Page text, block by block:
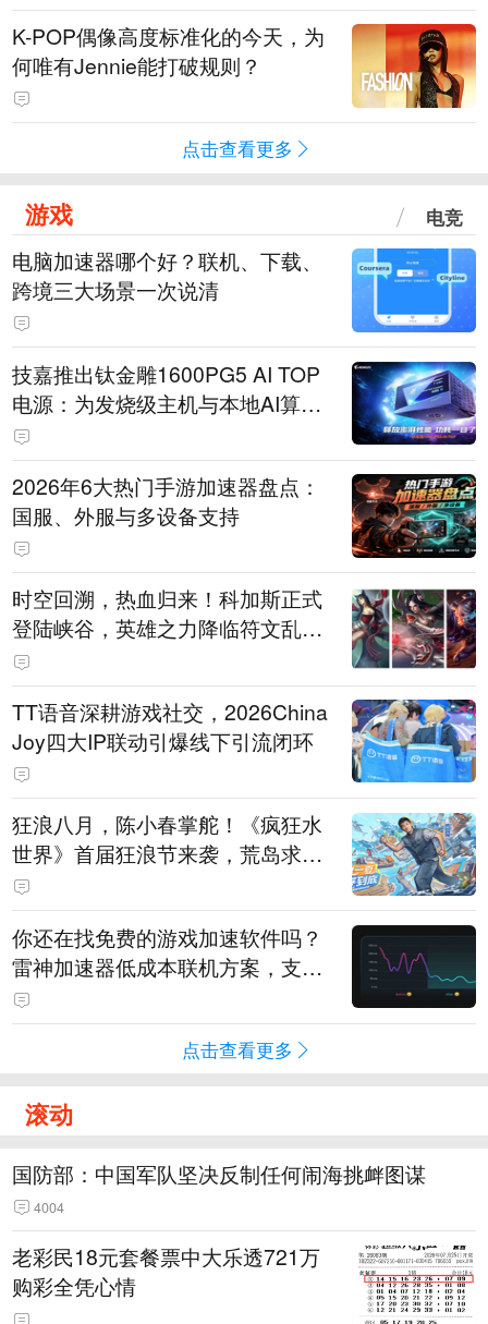
K-POP偶像高度标准化的今天，为
何唯有Jennie能打破规则？
点击查看更多
游戏 电竞
电脑加速器哪个好？联机、下载、
跨境三大场景一次说清
技嘉推出钛金雕1600PG5 AI TOP
电源：为发烧级主机与本地AI算力
打造旗舰供电方案
2026年6大热门手游加速器盘点：
国服、外服与多设备支持
时空回溯，热血归来！科加斯正式
登陆峡谷，英雄之力降临符文乱
斗！
TT语音深耕游戏社交，2026China
Joy四大IP联动引爆线下引流闭环
狂浪八月，陈小春掌舵！《疯狂水
世界》首届狂浪节来袭，荒岛求生
直播即将开启
你还在找免费的游戏加速软件吗？
雷神加速器低成本联机方案，支持
免费试用
点击查看更多
滚动
国防部：中国军队坚决反制任何闹海挑衅图谋
4004
老彩民18元套餐票中大乐透721万
购彩全凭心情